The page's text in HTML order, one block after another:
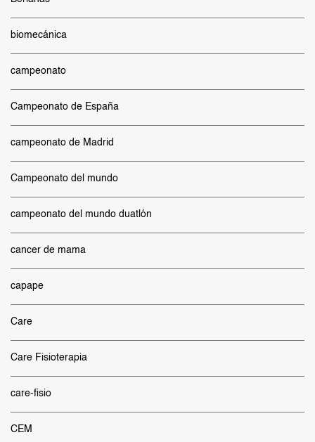
biomecánica
campeonato
Campeonato de España
campeonato de Madrid
Campeonato del mundo
campeonato del mundo duatlón
cancer de mama
capape
Care
Care Fisioterapia
care-fisio
CEM